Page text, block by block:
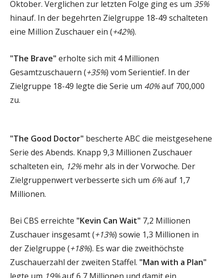
Oktober. Verglichen zur letzten Folge ging es um 35%
hinauf. In der begehrten Zielgruppe 18-49 schalteten
eine Million Zuschauer ein (+42%).
"The Brave" erholte sich mit 4 Millionen
Gesamtzuschauern (+35%) vom Serientief. In der
Zielgruppe 18-49 legte die Serie um 40%auf 700,000
zu.
"The Good Doctor" bescherte ABC die meistgesehene
Serie des Abends. Knapp 9,3 Millionen Zuschauer
schalteten ein, 12%mehr als in der Vorwoche. Der
Zielgruppenwert verbesserte sich um 6%auf 1,7
Millionen.
Bei CBS erreichte "Kevin Can Wait" 7,2 Millionen
Zuschauer insgesamt (+13%) sowie 1,3 Millionen in
der Zielgruppe (+18%). Es war die zweithöchste
Zuschauerzahl der zweiten Staffel. "Man with a Plan"
legte um 19%auf 6,7 Millionen und damit ein